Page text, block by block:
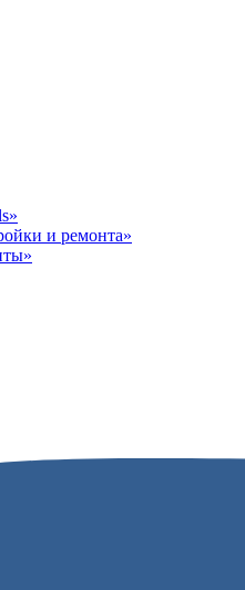
и ремонта»